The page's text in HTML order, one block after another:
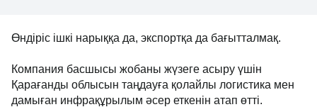
Өндіріс ішкі нарыққа да, экспортқа да бағытталмақ.
Компания басшысы жобаны жүзеге асыру үшін
Қарағанды облысын таңдауға қолайлы логистика мен
дамыған инфрақұрылым әсер еткенін атап өтті.